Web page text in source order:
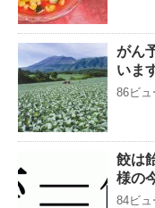
がん
いま
86ビュ
餃は
様の
84ビュ